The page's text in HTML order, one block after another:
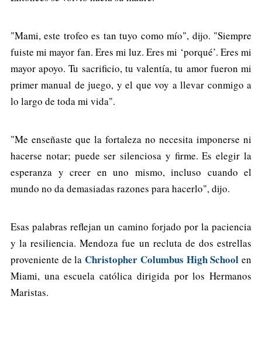
"Mami, este trofeo es tan tuyo como mío", dijo. "Siempre
fuiste mi mayor fan. Eres mi luz. Eres mi ‘porqué’. Eres mi
mayor apoyo. Tu sacrificio, tu valentía, tu amor fueron mi
primer manual de juego, y el que voy a llevar conmigo a
lo largo de toda mi vida".
"Me enseñaste que la fortaleza no necesita imponerse ni
hacerse notar; puede ser silenciosa y firme. Es elegir la
esperanza y creer en uno mismo, incluso cuando el
mundo no da demasiadas razones para hacerlo", dijo.
Esas palabras reflejan un camino forjado por la paciencia
y la resiliencia. Mendoza fue un recluta de dos estrellas
proveniente de la Christopher Columbus High School en
Miami, una escuela católica dirigida por los Hermanos
Maristas.